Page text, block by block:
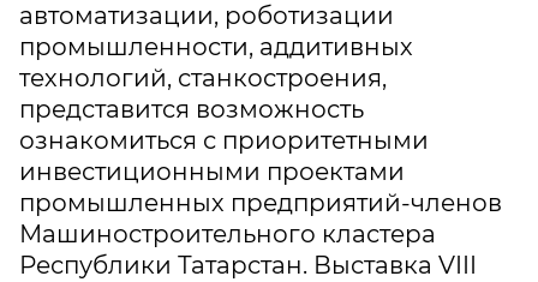
автоматизации, роботизации
промышленности, аддитивных
технологий, станкостроения,
представится возможность
ознакомиться с приоритетными
инвестиционными проектами
промышленных предприятий-членов
Машиностроительного кластера
Республики Татарстан. Выставка VIII